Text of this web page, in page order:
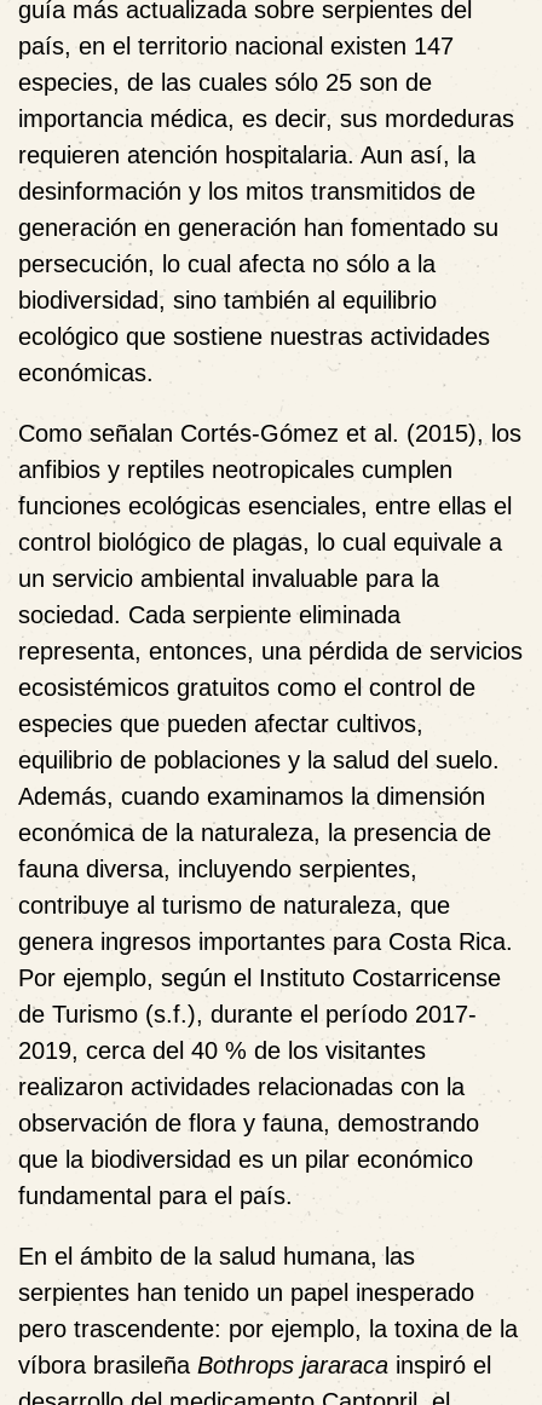
guía más actualizada sobre serpientes del
país, en el territorio nacional existen 147
especies, de las cuales sólo 25 son de
importancia médica, es decir, sus mordeduras
requieren atención hospitalaria. Aun así, la
desinformación y los mitos transmitidos de
generación en generación han fomentado su
persecución, lo cual afecta no sólo a la
biodiversidad, sino también al equilibrio
ecológico que sostiene nuestras actividades
económicas.
Como señalan Cortés-Gómez et al. (2015), los
anfibios y reptiles neotropicales cumplen
funciones ecológicas esenciales, entre ellas el
control biológico de plagas, lo cual equivale a
un servicio ambiental invaluable para la
sociedad. Cada serpiente eliminada
representa, entonces, una pérdida de servicios
ecosistémicos gratuitos como el control de
especies que pueden afectar cultivos,
equilibrio de poblaciones y la salud del suelo.
Además, cuando examinamos la dimensión
económica de la naturaleza, la presencia de
fauna diversa, incluyendo serpientes,
contribuye al turismo de naturaleza, que
genera ingresos importantes para Costa Rica.
Por ejemplo, según el Instituto Costarricense
de Turismo (s.f.), durante el período 2017-
2019, cerca del 40 % de los visitantes
realizaron actividades relacionadas con la
observación de flora y fauna, demostrando
que la biodiversidad es un pilar económico
fundamental para el país.
En el ámbito de la salud humana, las
serpientes han tenido un papel inesperado
pero trascendente: por ejemplo, la toxina de la
víbora brasileña Bothrops jararaca inspiró el